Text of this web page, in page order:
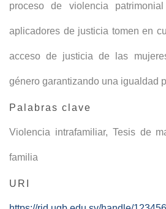
proceso de violencia
aplicadores de justicia tomen en
acceso de justicia de las
género garantizando una igualdad
Palabras clave
Violencia intrafamiliar, Tesis de
familia
URI